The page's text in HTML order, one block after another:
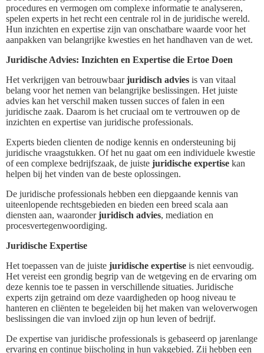
procedures en vermogen om complexe informatie te analyseren,
spelen experts in het recht een centrale rol in de juridische wereld.
Hun inzichten en expertise zijn van onschatbare waarde voor het
aanpakken van belangrijke kwesties en het handhaven van de wet.
Juridische Advies: Inzichten en Expertise die Ertoe Doen
Het verkrijgen van betrouwbaarjuridisch advies is van vitaal
belang voor het nemen van belangrijke beslissingen. Het juiste
advies kan het verschil maken tussen succes of falen in een
juridische zaak. Daarom is het cruciaal om te vertrouwen op de
inzichten en expertise van juridische professionals.
Experts bieden clienten de nodige kennis en ondersteuning bij
juridische vraagstukken. Of het nu gaat om een individuele kwestie
of een complexe bedrijfszaak, de juiste juridische expertise kan
helpen bij het vinden van de beste oplossingen.
De juridische professionals hebben een diepgaande kennis van
uiteenlopende rechtsgebieden en bieden een breed scala aan
diensten aan, waaronderjuridisch advies, mediation en
procesvertegenwoordiging.
Juridische Expertise
Het toepassen van de juiste juridische expertise is niet eenvoudig.
Het vereist een grondig begrip van de wetgeving en de ervaring om
deze kennis toe te passen in verschillende situaties. Juridische
experts zijn getraind om deze vaardigheden op hoog niveau te
hanteren en cliënten te begeleiden bij het maken van weloverwogen
beslissingen die van invloed zijn op hun leven of bedrijf.
De expertise van juridische professionals is gebaseerd op jarenlange
ervaring en continue bijscholing in hun vakgebied. Zij hebben een